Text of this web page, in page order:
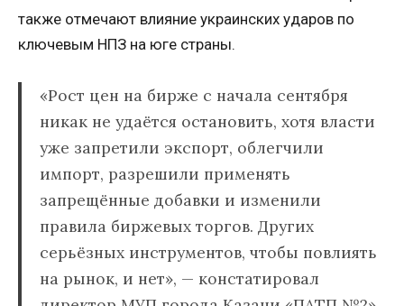
также отмечают влияние украинских ударов по
ключевым НПЗ на юге страны.
«Рост цен на бирже с начала сентября
никак не удаётся остановить, хотя власти
уже запретили экспорт, облегчили
импорт, разрешили применять
запрещённые добавки и изменили
правила биржевых торгов. Других
серьёзных инструментов, чтобы повлиять
на рынок, и нет», — констатировал